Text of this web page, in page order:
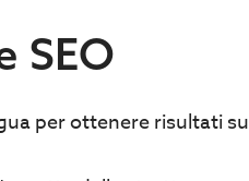
SEO
per ottenere risultati